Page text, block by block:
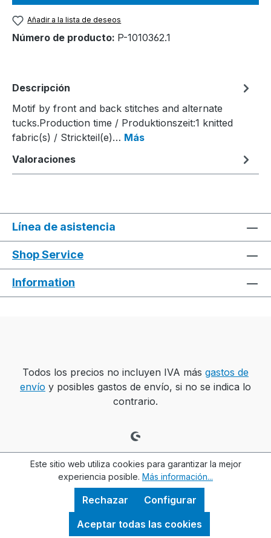
Añadir a la lista de deseos
Número de producto: P-1010362.1
Descripción
Motif by front and back stitches and alternate
tucks.Production time / Produktionszeit:1 knitted
fabric(s) / Strickteil(e)… Más
Valoraciones
Línea de asistencia
Shop Service
Information
Todos los precios no incluyen IVA más gastos de
envío y posibles gastos de envío, si no se indica lo
contrario.
Este sitio web utiliza cookies para garantizar la mejor
experiencia posible. Más información...
Rechazar
Configurar
Aceptar todas las cookies